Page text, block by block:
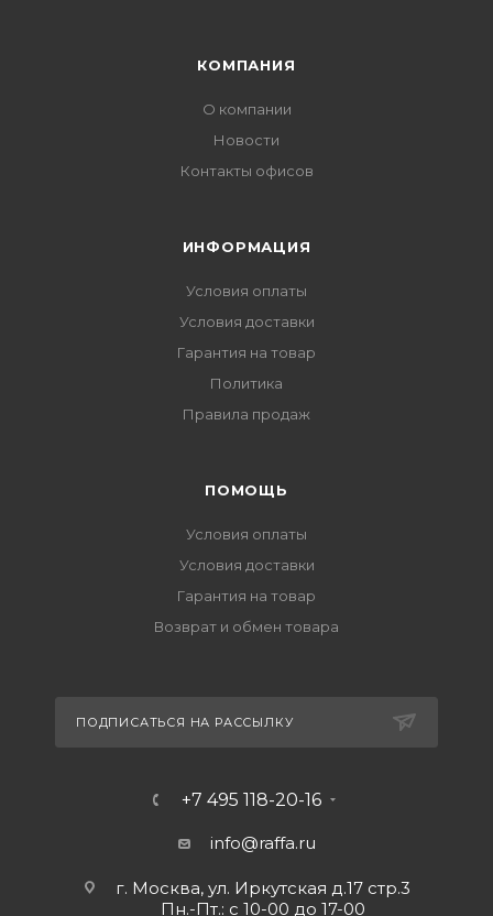
КОМПАНИЯ
О компании
Новости
Контакты офисов
ИНФОРМАЦИЯ
Условия оплаты
Условия доставки
Гарантия на товар
Политика
Правила продаж
ПОМОЩЬ
Условия оплаты
Условия доставки
Гарантия на товар
Возврат и обмен товара
ПОДПИСАТЬСЯ НА РАССЫЛКУ
+7 495 118-20-16
info@raffa.ru
г. Москва, ул. Иркутская д.17 стр.3
Пн.-Пт.: с 10-00 до 17-00